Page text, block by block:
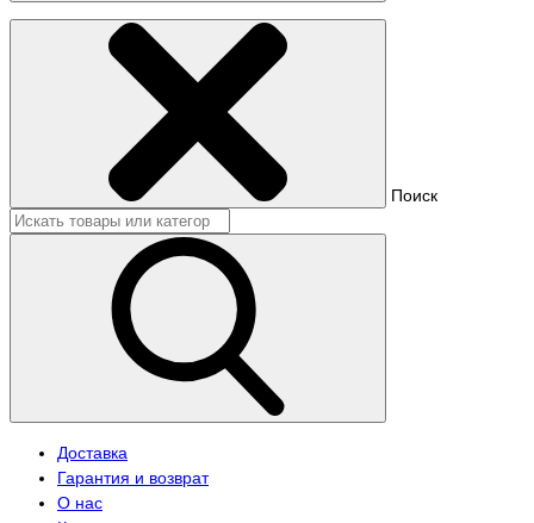
Поиск
Доставка
Гарантия и возврат
О нас